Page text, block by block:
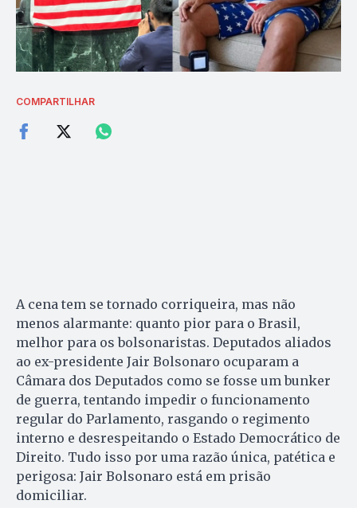
COMPARTILHAR
A cena tem se tornado corriqueira, mas não
menos alarmante: quanto pior para o Brasil,
melhor para os bolsonaristas. Deputados aliados
ao ex-presidente Jair Bolsonaro ocuparam a
Câmara dos Deputados como se fosse um bunker
de guerra, tentando impedir o funcionamento
regular do Parlamento, rasgando o regimento
interno e desrespeitando o Estado Democrático de
Direito. Tudo isso por uma razão única, patética e
perigosa: Jair Bolsonaro está em prisão
domiciliar.